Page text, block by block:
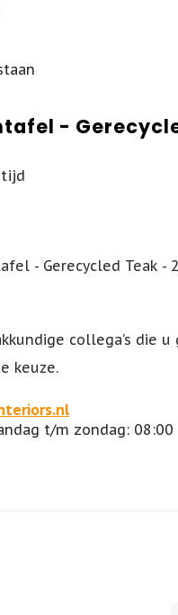
-
- Gerecycled Teak -
collega’s die u
keuze.
t/m zondag: 08:00